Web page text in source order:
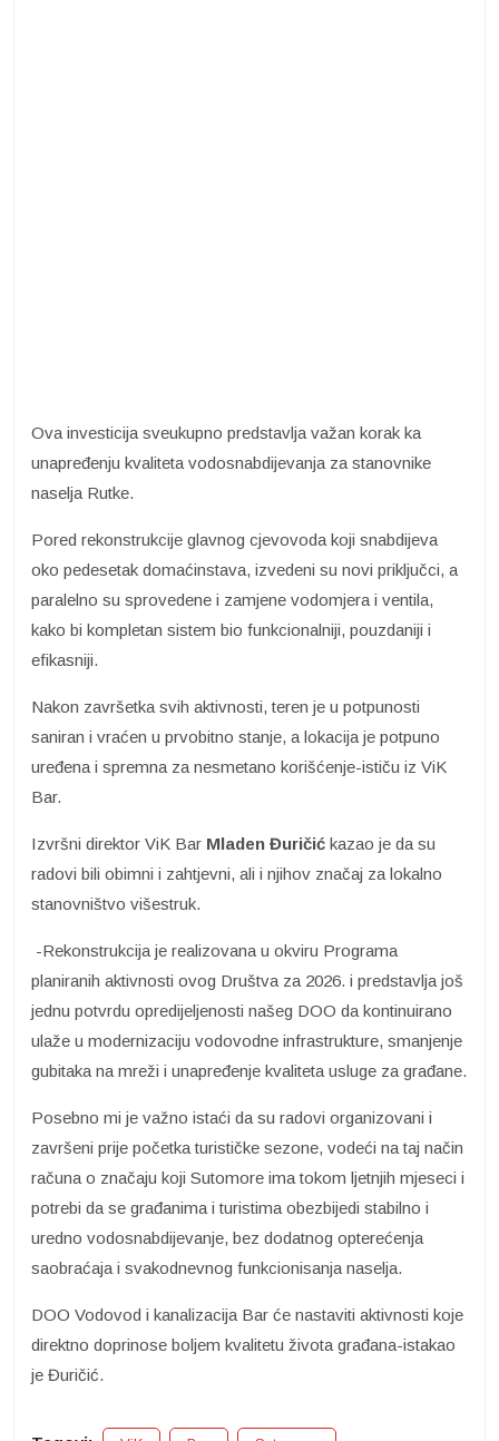
Ova investicija sveukupno predstavlja važan korak ka
unapređenju kvaliteta vodosnabdijevanja za stanovnike
naselja Rutke.
Pored rekonstrukcije glavnog cjevovoda koji snabdijeva
oko pedesetak domaćinstava, izvedeni su novi priključci, a
paralelno su sprovedene i zamjene vodomjera i ventila,
kako bi kompletan sistem bio funkcionalniji, pouzdaniji i
efikasniji.
Nakon završetka svih aktivnosti, teren je u potpunosti
saniran i vraćen u prvobitno stanje, a lokacija je potpuno
uređena i spremna za nesmetano korišćenje-ističu iz ViK
Bar.
Izvršni direktor ViK Bar Mladen Đuričić kazao je da su
radovi bili obimni i zahtjevni, ali i njihov značaj za lokalno
stanovništvo višestruk.
-Rekonstrukcija je realizovana u okviru Programa
planiranih aktivnosti ovog Društva za 2026. i predstavlja još
jednu potvrdu opredijeljenosti našeg DOO da kontinuirano
ulaže u modernizaciju vodovodne infrastrukture, smanjenje
gubitaka na mreži i unapređenje kvaliteta usluge za građane.
Posebno mi je važno istaći da su radovi organizovani i
završeni prije početka turističke sezone, vodeći na taj način
računa o značaju koji Sutomore ima tokom ljetnjih mjeseci i
potrebi da se građanima i turistima obezbijedi stabilno i
uredno vodosnabdijevanje, bez dodatnog opterećenja
saobraćaja i svakodnevnog funkcionisanja naselja.
DOO Vodovod i kanalizacija Bar će nastaviti aktivnosti koje
direktno doprinose boljem kvalitetu života građana-istakao
je Đuričić.